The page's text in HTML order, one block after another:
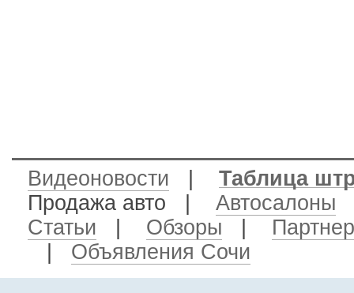
Видеоновости
Таблица
Продажа авто
Автосалоны
Статьи
Обзоры
Объявления Сочи